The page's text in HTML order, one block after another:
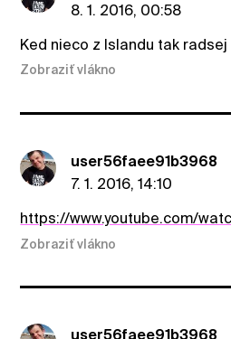
8. 1. 2016, 00:58
Ked nieco z Islandu tak
Zobraziť vlákno
user56faee91b3968
7. 1. 2016, 14:10
https://www.youtube.com/
Zobraziť vlákno
user56faee91b3968